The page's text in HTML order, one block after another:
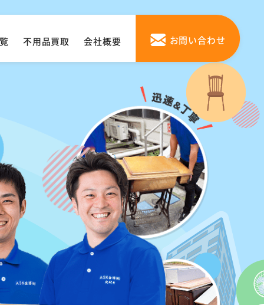
不用品買取 会社概要 お問い合わせ